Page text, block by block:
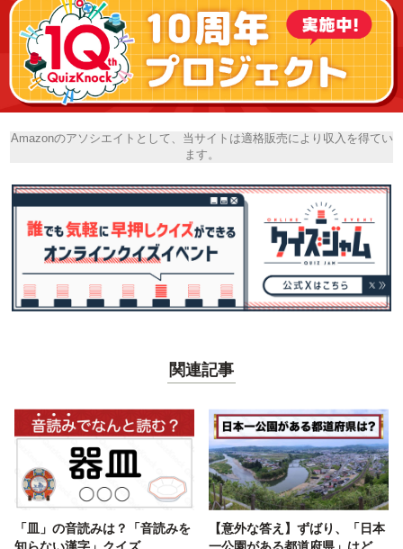
Amazonのアソシエイトとして、当サイトは適格販売により収入を得てい
ます。
関連記事
「皿」の音読みは？「音読みを
知らない漢字」クイズ
【意外な答え】ずばり、「日本
一公園がある都道府県」はど